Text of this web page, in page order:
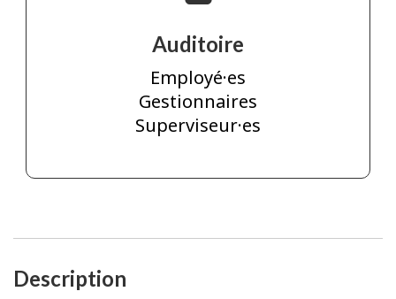
Auditoire
Employé·es
Gestionnaires
Superviseur·es
Description